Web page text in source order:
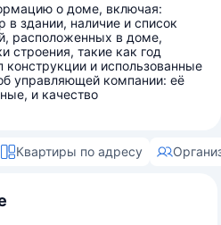
о доме, включая:
в здании, наличие и список
расположенных в доме,
строения, такие как год
конструкции и использованные
управляющей компании: её
и качество
Квартиры по адресу